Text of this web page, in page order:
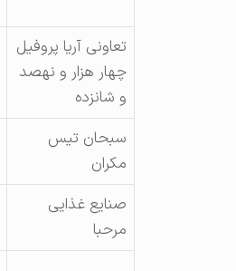
تعاونی آریا پروفیل
چهار هزار و نهصد
و شانزده
سبحان تیس
مکران
صنایع غذایی
مرحبا